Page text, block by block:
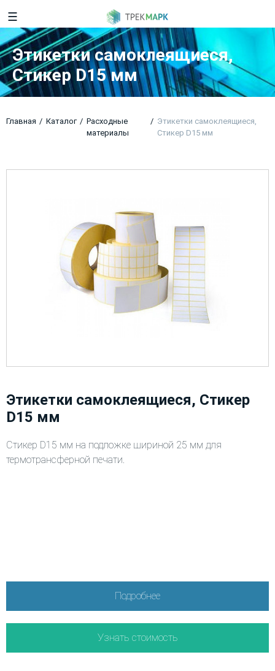
☰
Этикетки самоклеящиеся,
Стикер D15 мм
Главная Каталог
Расходные
материалы
Этикетки самоклеящиеся,
Стикер D15 мм
Этикетки самоклеящиеся, Стикер
D15 мм
Стикер D15 мм на подложке шириной 25 мм для
термотрансферной печати.
Подробнее
Узнать стоимость